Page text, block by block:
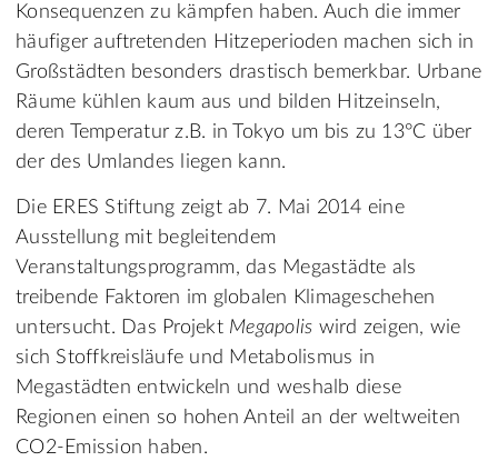
Konsequenzen zu kämpfen haben. Auch die immer
häufiger auftretenden Hitzeperioden machen sich in
Großstädten besonders drastisch bemerkbar. Urbane
Räume kühlen kaum aus und bilden Hitzeinseln,
deren Temperatur z.B. in Tokyo um bis zu 13°C über
der des Umlandes liegen kann.
Die ERES Stiftung zeigt ab 7. Mai 2014 eine
Ausstellung mit begleitendem
Veranstaltungsprogramm, das Megastädte als
treibende Faktoren im globalen Klimageschehen
untersucht. Das Projekt Megapolis wird zeigen, wie
sich Stoffkreisläufe und Metabolismus in
Megastädten entwickeln und weshalb diese
Regionen einen so hohen Anteil an der weltweiten
CO2-Emission haben.